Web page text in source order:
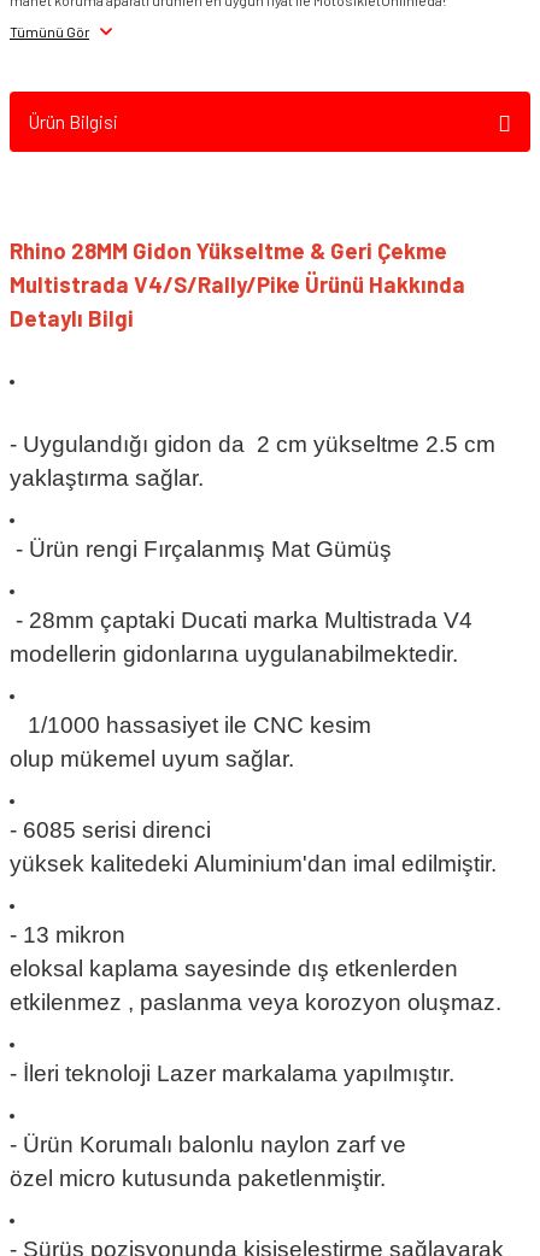
Tümünü Gör
Ürün Bilgisi
Rhino 28MM Gidon Yükseltme & Geri Çekme
Multistrada V4/S/Rally/Pike Ürünü Hakkında
Detaylı Bilgi
- Uygulandığı gidon da 2 cm yükseltme 2.5 cm
yaklaştırma sağlar.
- Ürün rengi Fırçalanmış Mat Gümüş
- 28mm çaptaki Ducati marka Multistrada V4
modellerin gidonlarına uygulanabilmektedir.
1/1000 hassasiyet ile CNC kesim
olup mükemel uyum sağlar.
- 6085 serisi direnci
yüksek kalitedeki Aluminium'dan imal edilmiştir.
- 13 mikron
eloksal
kaplama sayesinde dış etkenlerden
etkilenmez , paslanma veya korozyon oluşmaz.
- İleri teknoloji Lazer markalama yapılmıştır.
- Ürün Korumalı balonlu naylon zarf ve
özel micro kutusunda paketlenmiştir.
- Sürüş pozisyonunda kişiseleştirme sağlayarak